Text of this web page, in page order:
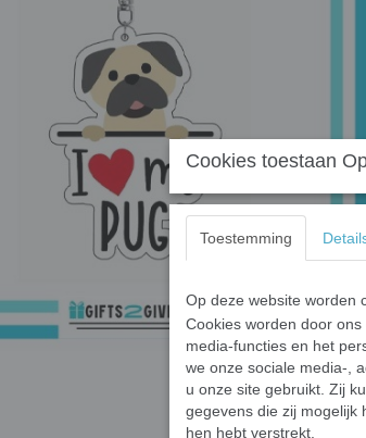
Cookies toestaan
Toestemming
Op deze website worden
Cookies worden door
media-functies en het
we onze sociale media-,
u onze site gebruikt. Zij
gegevens die zij mogelijk
hen hebt verstrekt.